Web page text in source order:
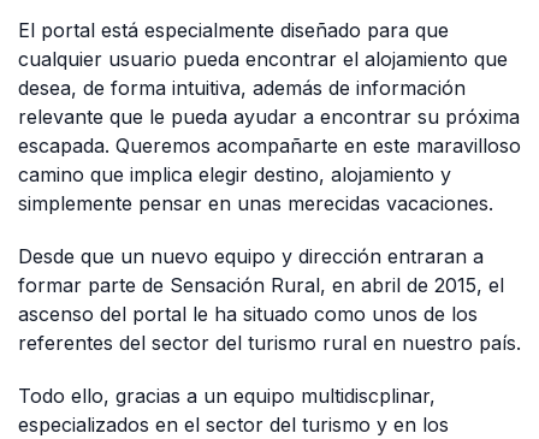
El portal está especialmente diseñado para que
cualquier usuario pueda encontrar el alojamiento que
desea, de forma intuitiva, además de información
relevante que le pueda ayudar a encontrar su próxima
escapada. Queremos acompañarte en este maravilloso
camino que implica elegir destino, alojamiento y
simplemente pensar en unas merecidas vacaciones.
Desde que un nuevo equipo y dirección entraran a
formar parte de Sensación Rural, en abril de 2015, el
ascenso del portal le ha situado como unos de los
referentes del sector del turismo rural en nuestro país.
Todo ello, gracias a un equipo multidiscplinar,
especializados en el sector del turismo y en los